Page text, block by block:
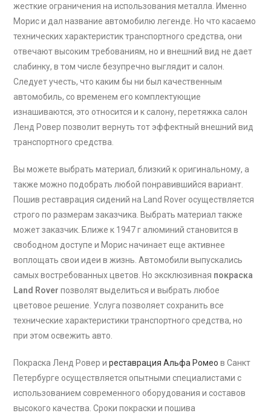
жесткие ограничения на использования металла. Именно
Морис и дал название автомобилю легенде. Но что касаемо
технических характеристик транспортного средства, они
отвечают высоким требованиям, но и внешний вид не дает
слабинку, в том числе безупречно выглядит и салон.
Следует учесть, что каким бы ни был качественным
автомобиль, со временем его комплектующие
изнашиваются, это относится и к салону, перетяжка салон
Ленд Ровер позволит вернуть тот эффектный внешний вид
транспортного средства.
Вы можете выбрать материал, близкий к оригинальному, а
также можно подобрать любой понравившийся вариант.
Пошив реставрация сидений на Land Rover осуществляется
строго по размерам заказчика. Выбрать материал также
может заказчик. Ближе к 1947 г алюминий становится в
свободном доступе и Морис начинает еще активнее
воплощать свои идеи в жизнь. Автомобили выпускались
самых востребованных цветов. Но эксклюзивная покраска
Land Rover позволят выделиться и выбрать любое
цветовое решение. Услуга позволяет сохранить все
технические характеристики транспортного средства, но
при этом освежить авто.
Покраска Ленд Ровер иреставрация Альфа Ромео в Санкт
Петербурге осуществляется опытными специалистами с
использованием современного оборудования и составов
высокого качества. Сроки покраски и пошива